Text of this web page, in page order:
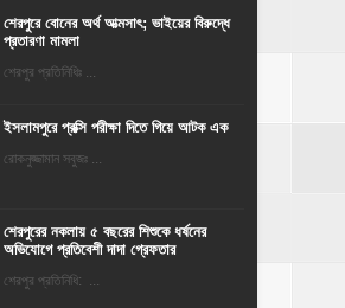
শেরপুরে বোনের অর্থ আত্মসাৎ; ভাইয়ের বিরুদ্ধে
প্রতারণা মামলা
শেরপুর প্রতিনিধিঃ ...
ইসলামপুরে প্রক্সি পরীক্ষা দিতে গিয়ে আটক এক
রোকনুজ্জামান সবুজঃ ...
শেরপুরের নকলায় ৫ বছরের শিশুকে ধর্ষনের
অভিযোগে প্রতিবেশী দাদা গ্রেফতার
শেরপুর প্রতিনিধি: ...